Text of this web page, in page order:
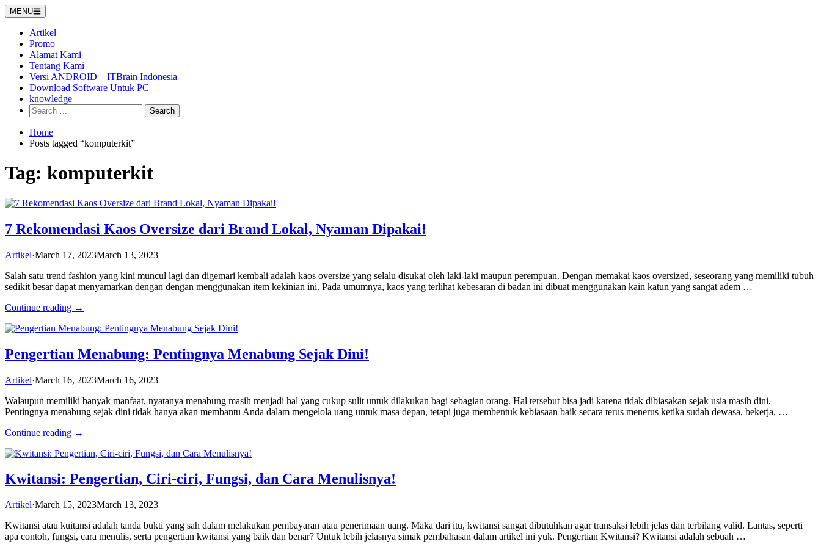
Skip
to
content
MENU
Artikel
Promo
Alamat Kami
Tentang Kami
Versi ANDROID – ITBrain Indonesia
Download Software Untuk PC
knowledge
Search
for:
Home
Posts tagged “komputerkit”
Tag: komputerkit
7 Rekomendasi Kaos Oversize dari Brand Lokal, Nyaman Dipakai!
Artikel·March 17, 2023March 13, 2023
Salah satu trend fashion yang kini muncul lagi dan digemari kembali adalah kaos oversize yang selalu disukai oleh laki-laki maupun perempuan. Dengan memakai kaos oversized, seseorang yang memiliki tubuh
sedikit besar dapat menyamarkan dengan dengan menggunakan item kekinian ini. Pada umumnya, kaos yang terlihat kebesaran di badan ini dibuat menggunakan kain katun yang sangat adem …
Continue reading →
Pengertian Menabung: Pentingnya Menabung Sejak Dini!
Artikel·March 16, 2023March 16, 2023
Walaupun memiliki banyak manfaat, nyatanya menabung masih menjadi hal yang cukup sulit untuk dilakukan bagi sebagian orang. Hal tersebut bisa jadi karena tidak dibiasakan sejak usia masih dini.
Pentingnya menabung sejak dini tidak hanya akan membantu Anda dalam mengelola uang untuk masa depan, tetapi juga membentuk kebiasaan baik secara terus menerus ketika sudah dewasa, bekerja, …
Continue reading →
Kwitansi: Pengertian, Ciri-ciri, Fungsi, dan Cara Menulisnya!
Artikel·March 15, 2023March 13, 2023
Kwitansi atau kuitansi adalah tanda bukti yang sah dalam melakukan pembayaran atau penerimaan uang. Maka dari itu, kwitansi sangat dibutuhkan agar transaksi lebih jelas dan terbilang valid. Lantas, seperti
apa contoh, fungsi, cara menulis, serta pengertian kwitansi yang baik dan benar? Untuk lebih jelasnya simak pembahasan dalam artikel ini yuk. Pengertian Kwitansi? Kwitansi adalah sebuah …